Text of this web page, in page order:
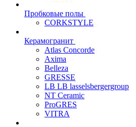
Пробковые полы
CORKSTYLE
Керамогранит
Atlas Concorde
Axima
Belleza
GRESSE
LB LB lasselsbergergroup
NT Ceramic
ProGRES
VITRA